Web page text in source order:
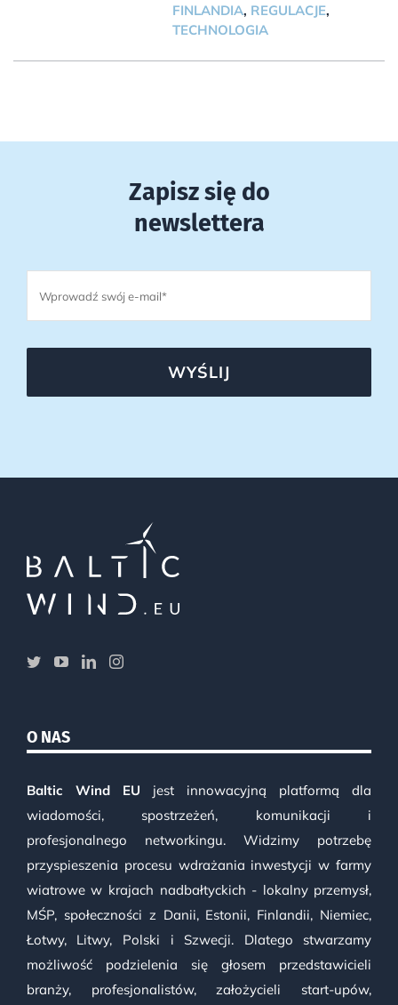
FINLANDIA, REGULACJE,
TECHNOLOGIA
Zapisz się do
newslettera
WYŚLIJ
O NAS
Baltic Wind EU jest innowacyjną platformą dla
wiadomości, spostrzeżeń, komunikacji i
profesjonalnego networkingu. Widzimy potrzebę
przyspieszenia procesu wdrażania inwestycji w farmy
wiatrowe w krajach nadbałtyckich - lokalny przemysł,
MŚP, społeczności z Danii, Estonii, Finlandii, Niemiec,
Łotwy, Litwy, Polski i Szwecji. Dlatego stwarzamy
możliwość podzielenia się głosem przedstawicieli
branży, profesjonalistów, założycieli start-upów,